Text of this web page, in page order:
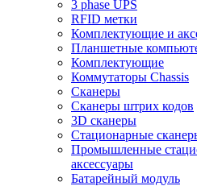
3 phase UPS
RFID метки
Комплектующие и
Планшетные
Комплектующие
Коммутаторы Chassis
Сканеры
Сканеры штрих кодов
3D сканеры
Стационарные
Промышленные
аксессуары
Батарейный модуль